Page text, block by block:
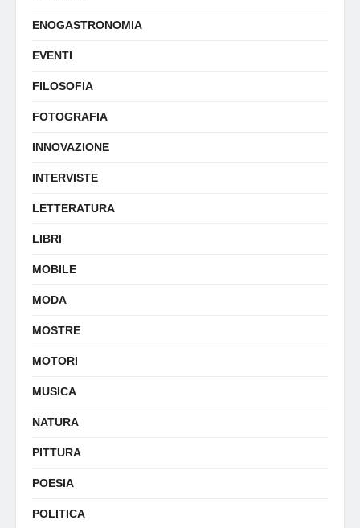
ENOGASTRONOMIA
EVENTI
FILOSOFIA
FOTOGRAFIA
INNOVAZIONE
INTERVISTE
LETTERATURA
LIBRI
MOBILE
MODA
MOSTRE
MOTORI
MUSICA
NATURA
PITTURA
POESIA
POLITICA